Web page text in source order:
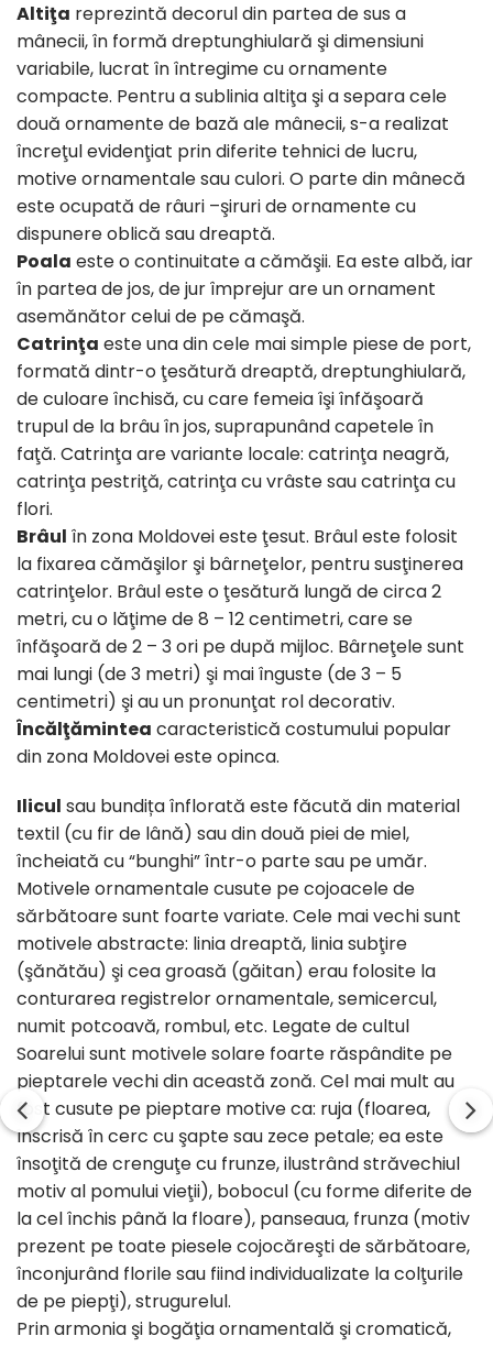
Altiţa reprezintă decorul din partea de sus a
mânecii, în formă dreptunghiulară şi dimensiuni
variabile, lucrat în întregime cu ornamente
compacte. Pentru a sublinia altiţa şi a separa cele
două ornamente de bază ale mânecii, s-a realizat
încreţul evidenţiat prin diferite tehnici de lucru,
motive ornamentale sau culori. O parte din mânecă
este ocupată de râuri –şiruri de ornamente cu
dispunere oblică sau dreaptă.
Poala este o continuitate a cămăşii. Ea este albă, iar
în partea de jos, de jur împrejur are un ornament
asemănător celui de pe cămaşă.
Catrinţa este una din cele mai simple piese de port,
formată dintr-o ţesătură dreaptă, dreptunghiulară,
de culoare închisă, cu care femeia îşi înfăşoară
trupul de la brâu în jos, suprapunând capetele în
faţă. Catrinţa are variante locale: catrinţa neagră,
catrinţa pestriţă, catrinţa cu vrâste sau catrinţa cu
flori.
Brâul în zona Moldovei este ţesut. Brâul este folosit
la fixarea cămăşilor şi bârneţelor, pentru susţinerea
catrinţelor. Brâul este o ţesătură lungă de circa 2
metri, cu o lăţime de 8 – 12 centimetri, care se
înfăşoară de 2 – 3 ori pe după mijloc. Bârneţele sunt
mai lungi (de 3 metri) şi mai înguste (de 3 – 5
centimetri) şi au un pronunţat rol decorativ.
Încălţămintea caracteristică costumului popular
din zona Moldovei este opinca.
Ilicul sau bundița înflorată este făcută din material
textil (cu fir de lână) sau din două piei de miel,
încheiată cu “bunghi” într-o parte sau pe umăr.
Motivele ornamentale cusute pe cojoacele de
sărbătoare sunt foarte variate. Cele mai vechi sunt
motivele abstracte: linia dreaptă, linia subţire
(şănătău) şi cea groasă (găitan) erau folosite la
conturarea registrelor ornamentale, semicercul,
numit potcoavă, rombul, etc. Legate de cultul
Soarelui sunt motivele solare foarte răspândite pe
pieptarele vechi din această zonă. Cel mai mult au
fost cusute pe pieptare motive ca: ruja (floarea,
înscrisă în cerc cu şapte sau zece petale; ea este
însoţită de crenguţe cu frunze, ilustrând străvechiul
motiv al pomului vieţii), bobocul (cu forme diferite de
la cel închis până la floare), panseaua, frunza (motiv
prezent pe toate piesele cojocăreşti de sărbătoare,
înconjurând florile sau fiind individualizate la colţurile
de pe piepţi), strugurelul.
Prin armonia şi bogăţia ornamentală şi cromatică,